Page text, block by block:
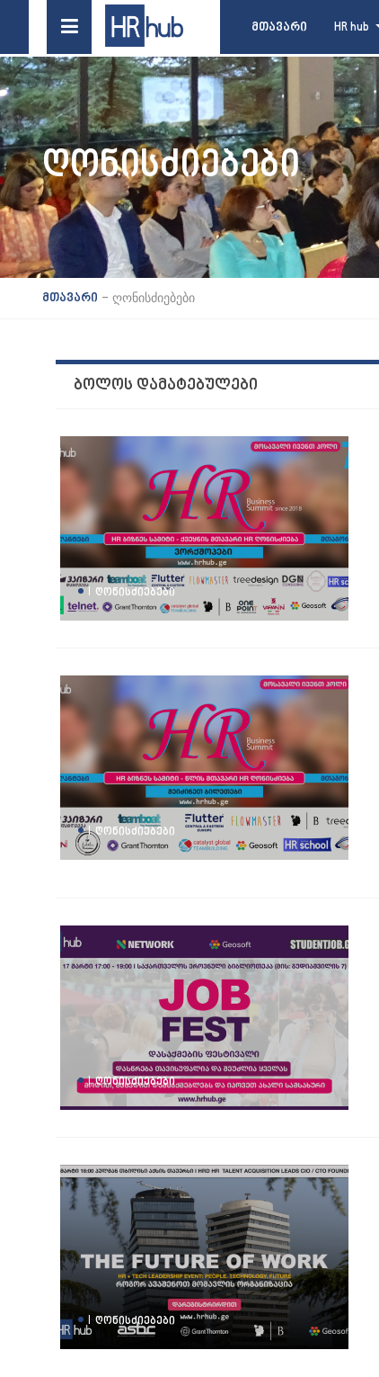
მთავარი HR hub
ᲦᲝᲜᲘᲡᲫᲘᲔᲑᲔᲑᲘ
მთავარი - ღონისძიებები
ᲑᲝᲚᲝᲡ ᲓᲐᲛᲐᲢᲔᲑᲣᲚᲔᲑᲘ
| ᲦᲝᲜᲘᲡᲫᲘᲔᲑᲔᲑᲘ
| ᲦᲝᲜᲘᲡᲫᲘᲔᲑᲔᲑᲘ
| ᲦᲝᲜᲘᲡᲫᲘᲔᲑᲔᲑᲘ
| ᲦᲝᲜᲘᲡᲫᲘᲔᲑᲔᲑᲘ